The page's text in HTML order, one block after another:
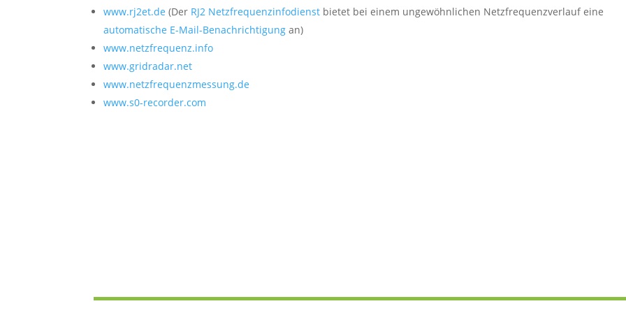
www.rj2et.de (Der RJ2 Netzfrequenzinfodienst bietet bei einem ungewöhnlichen Netzfrequenzverlaufeine
automatische E-Mail-Benachrichtigung an)
www.netzfrequenz.info
www.gridradar.net
www.netzfrequenzmessung.de
www.s0-recorder.com